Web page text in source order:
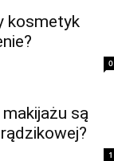
kosmetyk
0
są
1